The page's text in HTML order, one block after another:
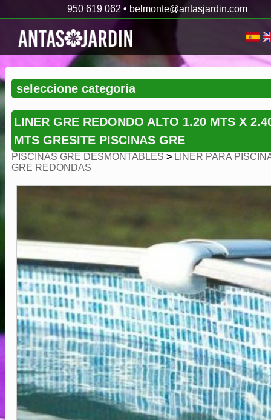
950 619 062 • belmonte@antasjardin.com
LINER GRE REDONDO ALTO 1.20 MTS X
MTS GRESITE PISCINAS GRE
PISCINAS GRE DESMONTABLES > LINER PARA
GRE REDONDAS